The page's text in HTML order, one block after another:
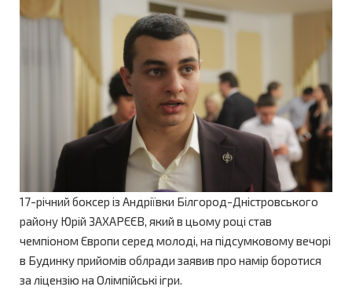
17-річний боксер із Андріївки Білгород-Дністровського
району Юрій ЗАХАРЄЄВ, який в цьому році став
чемпіоном Європи серед молоді, на підсумковому вечорі
в Будинку прийомів облради заявив про намір боротися
за ліцензію на Олімпійські ігри.